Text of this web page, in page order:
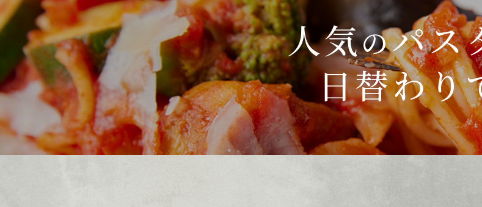
人気のパス
日替わり